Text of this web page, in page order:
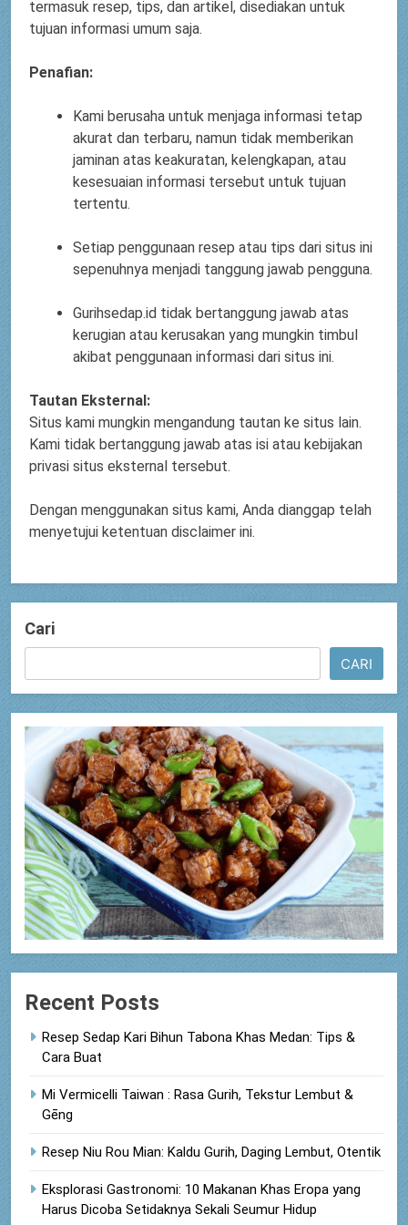
termasuk resep, tips, dan artikel, disediakan untuk
tujuan informasi umum saja.
Penafian:
Kami berusaha untuk menjaga informasi tetap
akurat dan terbaru, namun tidak memberikan
jaminan atas keakuratan, kelengkapan, atau
kesesuaian informasi tersebut untuk tujuan
tertentu.
Setiap penggunaan resep atau tips dari situs ini
sepenuhnya menjadi tanggung jawab pengguna.
Gurihsedap.id tidak bertanggung jawab atas
kerugian atau kerusakan yang mungkin timbul
akibat penggunaan informasi dari situs ini.
Tautan Eksternal:
Situs kami mungkin mengandung tautan ke situs lain.
Kami tidak bertanggung jawab atas isi atau kebijakan
privasi situs eksternal tersebut.
Dengan menggunakan situs kami, Anda dianggap telah
menyetujui ketentuan disclaimer ini.
Cari
CARI
Recent Posts
Resep Sedap Kari Bihun Tabona Khas Medan: Tips &
Cara Buat
Mi Vermicelli Taiwan : Rasa Gurih, Tekstur Lembut &
Gēng
Resep Niu Rou Mian: Kaldu Gurih, Daging Lembut, Otentik
Eksplorasi Gastronomi: 10 Makanan Khas Eropa yang
Harus Dicoba Setidaknya Sekali Seumur Hidup